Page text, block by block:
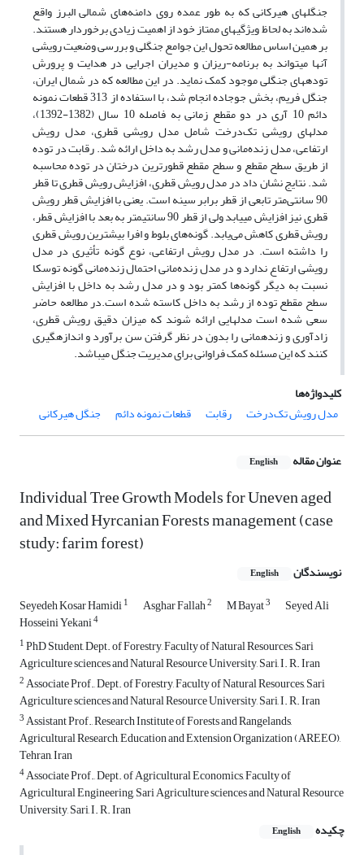
جنگلهای هیرکانی که به طور عمده روی دامنه‌های شمالی البرز واقع
شده‌اند به لحاظ ویژگیهای ممتاز خود از اهمیت زیادی برخوردار هستند.
بر همین اساس مطالعه تحول این جوامع جنگلی و بررسی وضعیت رویشی
آنها میتواند به برنامه-ریزان و مدیران اجرایی در هدایت و پرورش
تودههای جنگلی موجود کمک نماید. در این مطالعه که در شمال ایران،
جنگل فریم، بخش جوجاده انجام شد، با استفاده از 313 قطعات نمونه
دائم 10 آری در دو مقطع زمانی به فاصله 10 سال (1382-1392)،
مدلهای رویشی تک‌درخت شامل مدل رویشی قطری، مدل رویش
ارتفاعی، مدل زنده‌مانی و مدل رشد به داخل ارائه شد. رقابت در توده
از طریق سطح مقطع و سطح مقطع قطورترین درختان در توده محاسبه
شد. نتایج نشان داد در مدل رویش قطری، افزایش رویش قطری تا قطر
90 سانتی‌متر تابعی از قطر برابر سینه است. یعنی با افزایش قطر رویش
قطری نیز افزایش مییابد ولی از قطر 90 سانتیمتر به بعد با افزایش قطر،
رویش قطری کاهش می‌یابد. گونه‌های بلوط و افرا بیشترین رویش قطری
را داشته است. در مدل رویش ارتفاعی، نوع گونه تأثیری در مدل
رویشی ارتفاع ندارد و در مدل زنده‌مانی احتمال زنده‌مانی گونه توسکا
نسبت به دیگر گونه‌ها کمتر بود و در مدل رشد به داخل با افزایش
سطح مقطع توده از رشد به داخل کاسته شده است.در مطالعه حاضر
سعی شده است مدلهایی ارائه شوند که میزان دقیق رویش قطری،
زادآوری و زندهمانی را بدون در نظر گرفتن سن برآورد و اندازهگیری
کنند که این مسئله کمک فراوانی برای مدیریت جنگل میباشد.
کلیدواژه‌ها
مدل رویش تک‌درخت
رقابت قطعات نمونه دائم جنگل هیرکانی
عنوان مقاله English
Individual Tree Growth Models for Uneven aged
and Mixed Hyrcanian Forests management (case
study: farim forest)
نویسندگان English
Seyedeh Kosar Hamidi1 Asghar Fallah2 M Bayat3 Seyed Ali
Hosseini Yekani4
1PhD Student, Dept. of Forestry, Faculty of Natural Resources, Sari
Agriculture sciences and Natural Resource University, Sari, I. R. Iran
2Associate Prof., Dept. of Forestry, Faculty of Natural Resources, Sari
Agriculture sciences and Natural Resource University, Sari, I. R. Iran
3Assistant Prof., Research Institute of Forests and Rangelands,
Agricultural Research, Education and Extension Organization (AREEO),
Tehran, Iran
4Associate Prof., Dept. of Agricultural Economics, Faculty of
Agricultural Engineering, Sari Agriculture sciences and Natural Resource
University, Sari, I. R. Iran
چکیده
English